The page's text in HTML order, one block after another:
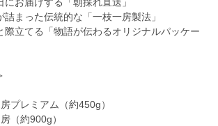
詰まった伝統的な「一枝一房製法」
際立てる「物語が伝わるオリジナルパッケー
プレミアム（約450g）
（約900g）